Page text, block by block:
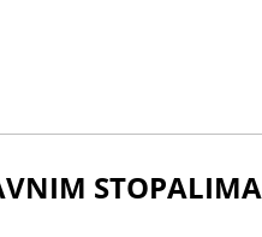
STOPALIMA